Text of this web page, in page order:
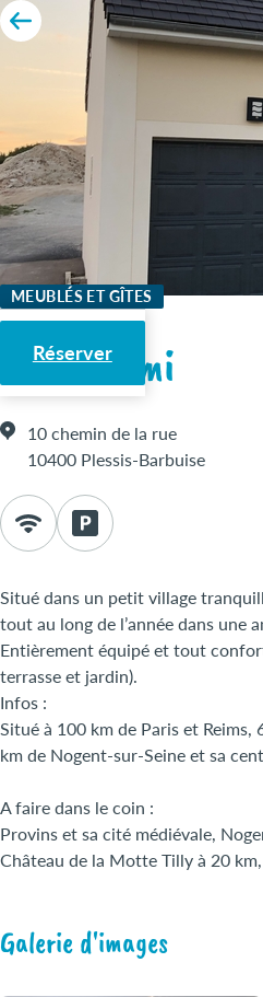
MEUBLÉS ET GÎTES
Réserver
Chez Mimi
10 chemin de la rue
10400 Plessis-Barbuise
Situé dans un petit village
tout au long de l’année dans une
Entièrement équipé et tout
terrasse et jardin).
Infos :
Situé à 100 km de Paris et Reims,
km de Nogent-sur-Seine et sa
A faire dans le coin :
Provins et sa cité médiévale,
Château de la Motte Tilly à 20
Galerie d'images